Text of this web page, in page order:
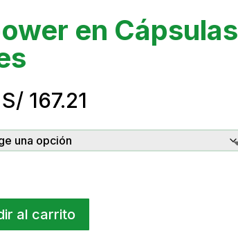
en Cápsulas
S/167.21
precios:
desde
S/ 167.21
al carrito